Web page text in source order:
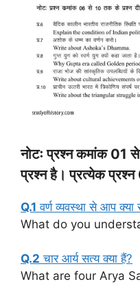
नोटः प्रश्न कमांक 01
प्रश्न है। प्रत्येक
Q.1 वर्ण व्यवस्था से आप
What do you
Q.2 चार आर्य सत्य क्या हैं?
What are four Arya